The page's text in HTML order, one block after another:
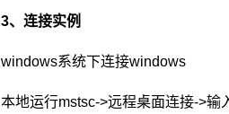
3、连接实例
windows系统下连接windows
本地运行mstsc->远程桌面连接->输